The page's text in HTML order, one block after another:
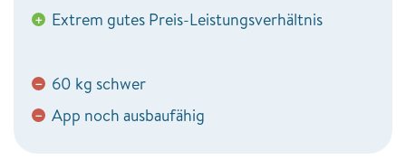
+ Extrem gutes Preis-Leistungsverhältnis
− 60 kg schwer
− App noch ausbaufähig